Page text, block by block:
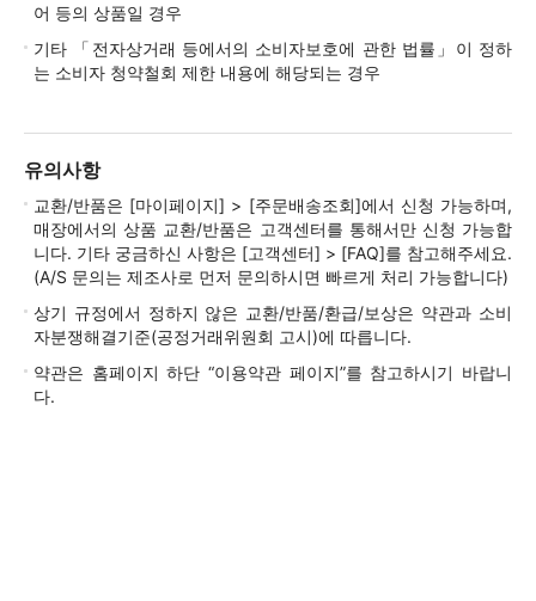
어 등의 상품일 경우
기타 「전자상거래 등에서의 소비자보호에 관한 법률」이 정하
는 소비자 청약철회 제한 내용에 해당되는 경우
유의사항
교환/반품은 [마이페이지] > [주문배송조회]에서 신청 가능하며,
매장에서의 상품 교환/반품은 고객센터를 통해서만 신청 가능합
니다. 기타 궁금하신 사항은 [고객센터] > [FAQ]를 참고해주세요.
(A/S 문의는 제조사로 먼저 문의하시면 빠르게 처리 가능합니다)
상기 규정에서 정하지 않은 교환/반품/환급/보상은 약관과 소비
자분쟁해결기준(공정거래위원회 고시)에 따릅니다.
약관은 홈페이지 하단 “이용약관 페이지”를 참고하시기 바랍니
다.